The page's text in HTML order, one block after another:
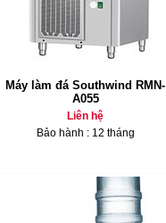
Máy làm đá Southwind RMN-
A055
Liên hệ
Bảo hành : 12 tháng